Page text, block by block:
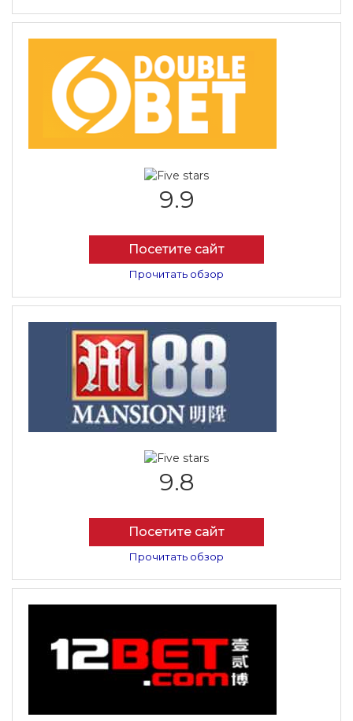
9.9
Посетите сайт
Прочитать обзор
9.8
Посетите сайт
Прочитать обзор